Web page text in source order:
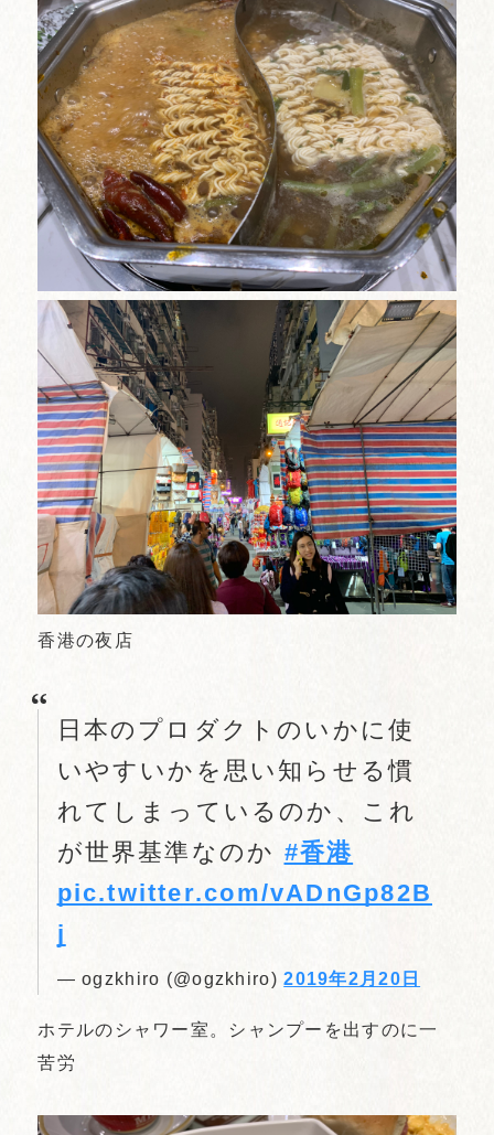
香港の夜店
日本のプロダクトのいかに使
いやすいかを思い知らせる慣
れてしまっているのか、これ
が世界基準なのか #香港
pic.twitter.com/vADnGp82B
j
— ogzkhiro (@ogzkhiro)2019年2月20日
ホテルのシャワー室。シャンプーを出すのに一
苦労